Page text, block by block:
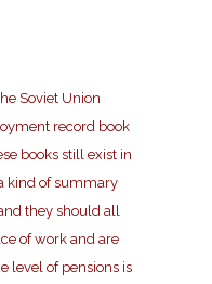
Soviet Union
record book
books still exist in
kind of summary
they should all
of work and are
level of pensions is